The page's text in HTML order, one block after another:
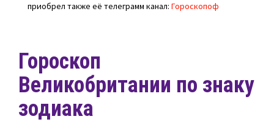
приобрел также её телеграмм канал: Гороскопоф
Гороскоп
Великобритании по знаку
зодиака